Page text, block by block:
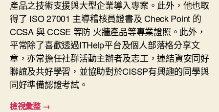
產品之技術支援與大型企業導入專案。此外，他也取
得了 ISO 27001 主導稽核員證書及 Check Point 的
CCSA 與 CCSE 等防 火牆產品等專業證照。此外，
平常除了喜歡透過ITHelp平台及個人部落格分享文
章，亦常擔任社群活動主辦者及志工，連結資安同好
聯誼及共好學習，並協助對於CISSP有興趣的同學與
同好準備認證考試。
檢視彙整 →